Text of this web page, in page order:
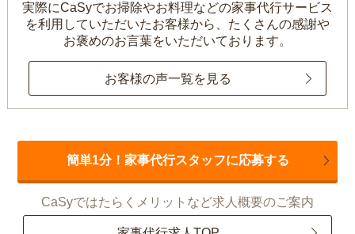
実際にCaSyでお掃除やお料理などの家事代行サービス
を利用していただいたお客様から、 たくさんの感謝や
お褒めのお言葉をいただいております。
お客様の声一覧を見る
簡単1分！家事代行スタッフに応募する
CaSyではたらくメリットなど求人概要のご案内